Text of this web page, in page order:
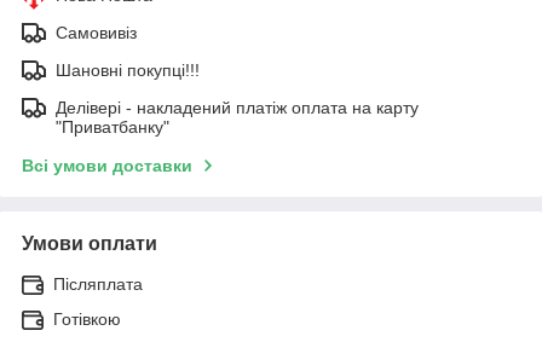
Самовивіз
Шановні покупці!!!
Делівері - накладений платіж оплата на карту
"Приватбанку"
Всі умови доставки
Умови оплати
Післяплата
Готівкою